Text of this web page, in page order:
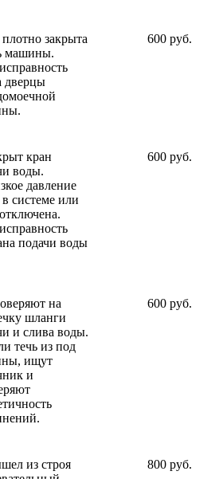
закрыта
машины.
дверцы
600 руб.
кран
воды.
давление
системе или
подачи воды
600 руб.
на
шланги
и слива воды.
течь из под
ищут
и
600 руб.
из строя
800 руб.